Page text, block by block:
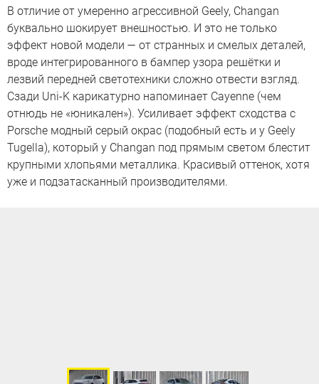
В отличие от умеренно агрессивной Geely, Changan
буквально шокирует внешностью. И это не только
эффект новой модели — от странных и смелых деталей,
вроде интегрированного в бампер узора решётки и
лезвий передней светотехники сложно отвести взгляд.
Сзади Uni-K карикатурно напоминает Cayenne (чем
отнюдь не «юникален»). Усиливает эффект сходства c
Porsche модный серый окрас (подобный есть и у Geely
Tugella), который у Changan под прямым светом блестит
крупными хлопьями металлика. Красивый оттенок, хотя
уже и подзатасканный производителями.